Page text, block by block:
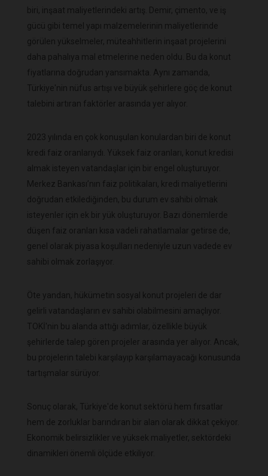
biri, inşaat maliyetlerindeki artış. Demir, çimento, ve iş
gücü gibi temel yapı malzemelerinin maliyetlerinde
görülen yükselmeler, müteahhitlerin inşaat projelerini
daha pahalıya mal etmelerine neden oldu. Bu da konut
fiyatlarına doğrudan yansımakta. Aynı zamanda,
Türkiye'nin nüfus artışı ve büyük şehirlere göç de konut
talebini artıran faktörler arasında yer alıyor.
2023 yılında en çok konuşulan konulardan biri de konut
kredi faiz oranlarıydı. Yüksek faiz oranları, konut kredisi
almak isteyen vatandaşlar için bir engel oluşturuyor.
Merkez Bankası’nın faiz politikaları, kredi maliyetlerini
doğrudan etkilediğinden, bu durum ev sahibi olmak
isteyenler için ek bir yük oluşturuyor. Bazı dönemlerde
düşen faiz oranları kısa vadeli rahatlamalar getirse de,
genel olarak piyasa koşulları nedeniyle uzun vadede ev
sahibi olmak zorlaşıyor.
Öte yandan, hükümetin sosyal konut projeleri de dar
gelirli vatandaşların ev sahibi olabilmesini amaçlıyor.
TOKİ'nin bu alanda attığı adımlar, özellikle büyük
şehirlerde talep gören projeler arasında yer alıyor. Ancak,
bu projelerin talebi karşılayıp karşılamayacağı konusunda
tartışmalar sürüyor.
Sonuç olarak, Türkiye'de konut sektörü hem fırsatlar
hem de zorluklar barındıran bir alan olarak dikkat çekiyor.
Ekonomik belirsizlikler ve yüksek maliyetler, sektördeki
dinamikleri önemli ölçüde etkiliyor.